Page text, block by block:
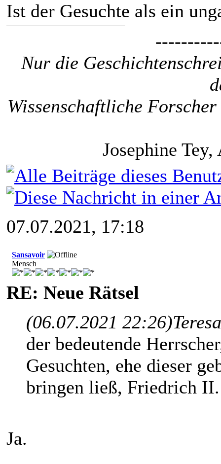
Ist der Gesuchte als ein
Nur die
Wissenschaftliche
Josephine
07.07.2021, 17:18
Sansavoir
Mensch
RE: Neue Rätsel
(06.07.2021 22:26)
der bedeutende
Gesuchten, ehe dieser
bringen ließ, Friedrich
Ja.